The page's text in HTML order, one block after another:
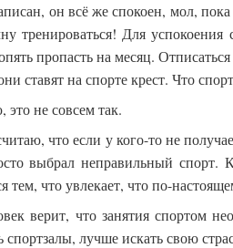
он всё же спокоен, мол,
тренироваться! Для
пропасть на месяц.
ставят на спорте крест. Что
это не совсем так.
что если у кого-то не
выбрал неправильный
тем, что увлекает, что по-
верит, что занятия спортом
спортзалы, лучше искать свою